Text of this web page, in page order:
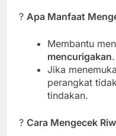
? Apa Manfaat
Membantu
mencurigakan.
Jika
perangkat
tindakan.
? Cara Mengecek